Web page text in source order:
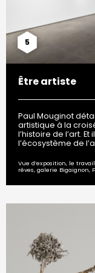
5
Être artiste
Paul Mouginot
artistique à la
l’histoire de l’art.
l’écosystème de
Vue d’exposition, le
rêves, galerie Bigaignon,